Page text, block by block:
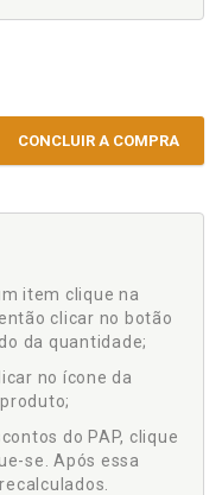
CONCLUIR A COMPRA
item clique na
clicar no botão
da quantidade;
no ícone da
do PAP, clique
se. Após essa